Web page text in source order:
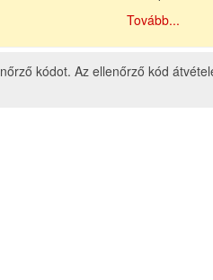
Tovább...
kódot. Az ellenőrző kód